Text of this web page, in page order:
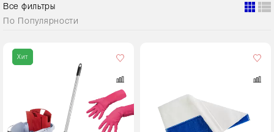
Все фильтры
По Популярности
Хит
Цвет
40